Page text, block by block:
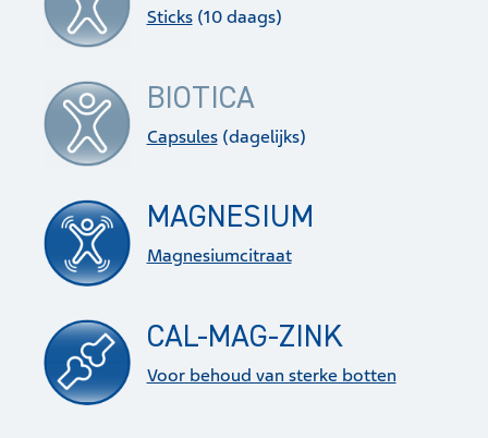
Sticks(10 daags)
BIOTICA
Capsules(dagelijks)
MAGNESIUM
Magnesiumcitraat
CAL-MAG-ZINK
Voor behoud van sterke botten